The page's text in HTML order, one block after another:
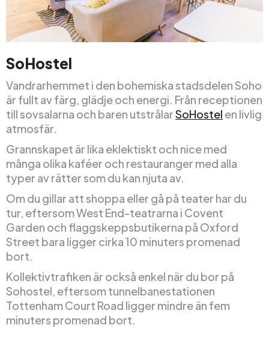
SoHostel
Vandrarhemmet i den bohemiska stadsdelen Soho
är fullt av färg, glädje och energi. Från receptionen
till sovsalarna och baren utstrålarSoHostel en livlig
atmosfär.
Grannskapet är lika eklektiskt och nice med
många olika kaféer och restauranger med alla
typer av rätter som du kan njuta av.
Om du gillar att shoppa eller gå på teater har du
tur, eftersom West End-teatrarna i Covent
Garden och flaggskeppsbutikerna på Oxford
Street bara ligger cirka 10 minuters promenad
bort.
Kollektivtrafiken är också enkel när du bor på
Sohostel, eftersom tunnelbanestationen
Tottenham Court Road ligger mindre än fem
minuters promenad bort.